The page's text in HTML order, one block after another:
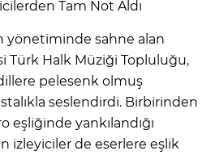
Tam Not Aldı
yönetiminde sahne alan
Türk Halk Müziği Topluluğu,
pelesenk olmuş
seslendirdi. Birbirinden
yankılandığı
izleyiciler de eserlere eşlik